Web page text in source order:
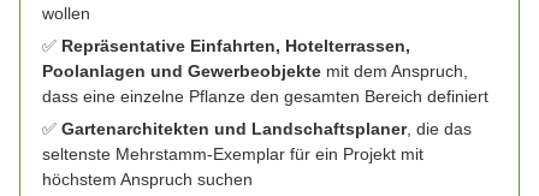
wollen
✅ Repräsentative Einfahrten, Hotelterrassen,
Poolanlagen und Gewerbeobjekte mit dem Anspruch,
dass eine einzelne Pflanze den gesamten Bereich definiert
✅ Gartenarchitekten und Landschaftsplaner, die das
seltenste Mehrstamm-Exemplar für ein Projekt mit
höchstem Anspruch suchen